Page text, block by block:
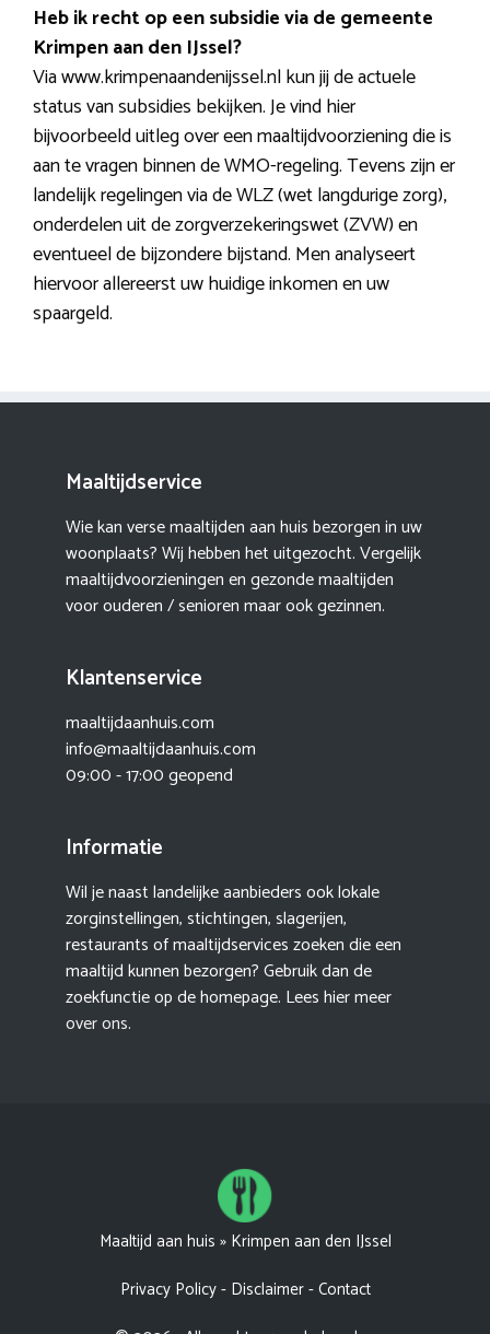
Heb ik recht op een subsidie via de gemeente
Krimpen aan den IJssel?
Via www.krimpenaandenijssel.nl kun jij de actuele
status van subsidies bekijken. Je vind hier
bijvoorbeeld uitleg over een maaltijdvoorziening die is
aan te vragen binnen de WMO-regeling. Tevens zijn er
landelijk regelingen via de WLZ (wet langdurige zorg),
onderdelen uit de zorgverzekeringswet (ZVW) en
eventueel de bijzondere bijstand. Men analyseert
hiervoor allereerst uw huidige inkomen en uw
spaargeld.
Maaltijdservice
Wie kan verse maaltijden aan huis bezorgen in uw
woonplaats? Wij hebben het uitgezocht. Vergelijk
maaltijdvoorzieningen en gezonde maaltijden
voor ouderen / senioren maar ook gezinnen.
Klantenservice
maaltijdaanhuis.com
info@maaltijdaanhuis.com
09:00 - 17:00 geopend
Informatie
Wil je naast landelijke aanbieders ook lokale
zorginstellingen, stichtingen, slagerijen,
restaurants of maaltijdservices zoeken die een
maaltijd kunnen bezorgen? Gebruik dan de
zoekfunctie op de homepage. Lees hier meer
over ons.
Maaltijd aan huis » Krimpen aan den IJssel
Privacy Policy- Disclaimer-Contact